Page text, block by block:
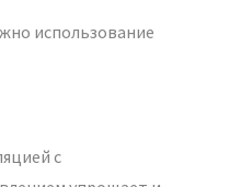
использование
с